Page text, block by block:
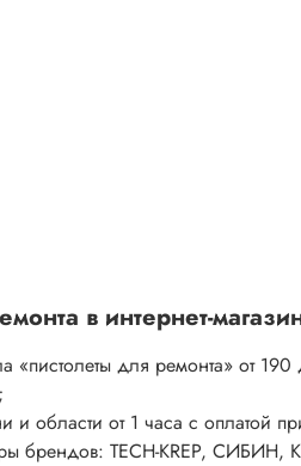
в интернет-
«пистолеты для ремонта» от
и области от 1 часа с оплатой
брендов: TECH-KREP, СИБИН,